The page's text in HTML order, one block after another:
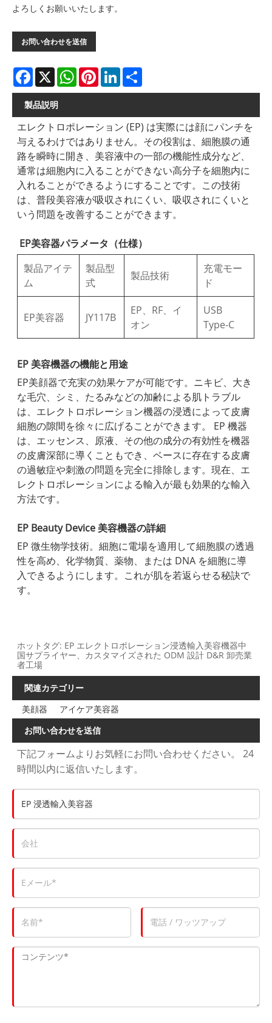
よろしくお願いいたします。
お問い合わせを送信
Facebook
X WhatsAppPinterestLinkedIn
製品説明
エレクトロポレーション (EP) は実際には顔にパンチを
与えるわけではありません。その役割は、細胞膜の通
路を瞬時に開き、美容液中の一部の機能性成分など、
通常は細胞内に入ることができない高分子を細胞内に
入れることができるようにすることです。この技術
は、普段美容液が吸収されにくい、吸収されにくいと
いう問題を改善することができます。
EP美容器パラメータ（仕様）
製品アイテ
ム
製品型
式
製品技術
充電モー
ド
EP美容器 JY117B
EP、RF、イ
オン
USB
Type-C
EP 美容機器の機能と用途
EP美顔器で充実の効果ケアが可能です。ニキビ、大き​​
な毛穴、シミ、たるみなどの加齢による肌トラブル
は、エレクトロポレーション機器の浸透によって皮膚
細胞の隙間を徐々に広げることができます。 EP 機器
は、エッセンス、原液、その他の成分の有効性を機器
の皮膚深部に導くこともでき、ベースに存在する皮膚
の過敏症や刺激の問題を完全に排除します。現在、エ
レクトロポレーションによる輸入が最も効果的な輸入
方法です。
EP Beauty Device 美容機器の詳細
EP 微生物学技術。細胞に電場を適用して細胞膜の透過
性を高め、化学物質、薬物、または DNA を細胞に導
入できるようにします。これが肌を若返らせる秘訣で
す。
ホットタグ: EP エレクトロポレーション浸透輸入美容機器中
国サプライヤー、カスタマイズされた ODM 設計 D&R 卸売業
者工場
関連カテゴリー
美顔器
アイケア美容器
お問い合わせを送信
下記フォームよりお気軽にお問い合わせください。 24
時間以内に返信いたします。